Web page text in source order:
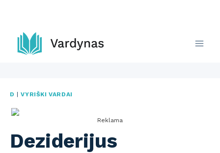
content
D |VYRIŠKI VARDAI
Reklama
Deziderijus